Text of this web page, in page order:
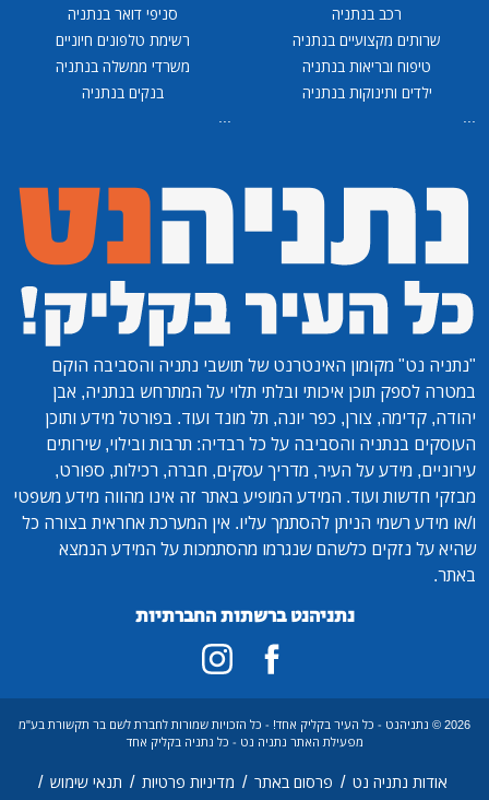
רכב בנתניה
שרותים מקצועיים בנתניה
טיפוח ובריאות בנתניה
ילדים ותינוקות בנתניה
...
סניפי דואר בנתניה
רשימת טלפונים חיוניים
משרדי ממשלה בנתניה
בנקים בנתניה
...
"נתניה נט" מקומון האינטרנט של תושבי נתניה והסביבה הוקם
במטרה לספק תוכן איכותי ובלתי תלוי על המתרחש בנתניה, אבן
יהודה, קדימה, צורן, כפר יונה, תל מונד ועוד. בפורטל מידע ותוכן
העוסקים בנתניה והסביבה על כל רבדיה: תרבות ובילוי, שירותים
עירוניים, מידע על העיר, מדריך עסקים, חברה, רכילות, ספורט,
מבזקי חדשות ועוד. המידע המופיע באתר זה אינו מהווה מידע משפטי
ו/או מידע רשמי הניתן להסתמך עליו. אין המערכת אחראית בצורה כל
שהיא על נזקים כלשהם שנגרמו מהסתמכות על המידע הנמצא
באתר.
נתניהנט ברשתות החברתיות
2026 © נתניהנט - כל העיר בקליק אחד! - כל הזכויות שמורות לחברת לשם בר תקשורת בע"מ
מפעילת האתר נתניה נט - כל נתניה בקליק אחד
אודות נתניה נט / פרסום באתר / מדיניות פרטיות / תנאי שימוש /